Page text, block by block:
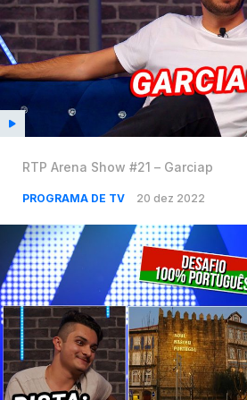
RTP Arena Show #21 – Garciap
PROGRAMA DE TV 20 dez 2022